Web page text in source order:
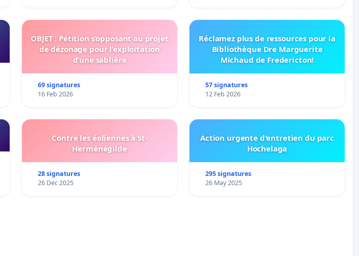
OBJET : Pétition s’opposant au projet
de dézonage pour l’exploitation
d’une sablière
69 signatures
16 Feb 2026
Réclamez plus de ressources pour la
Bibliothèque Dre Marguerite
Michaud de Fredericton!
57 signatures
12 Feb 2026
Contre les éoliennes à St-
Herménégilde
28 signatures
26 Dec 2025
Action urgente d'entretien du parc
Hochelaga
295 signatures
26 May 2025